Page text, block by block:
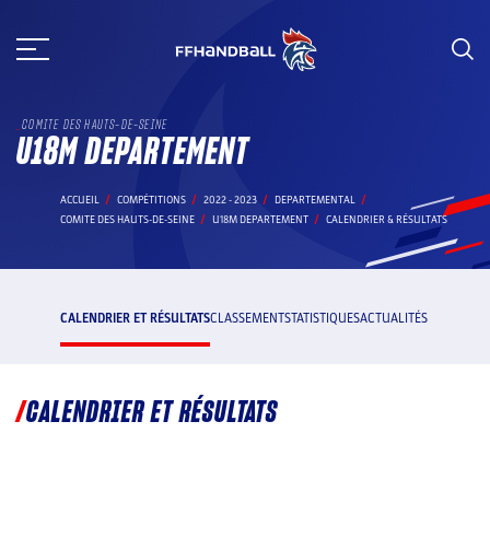
au
COMITE DES HAUTS-DE-SEINE
U18M DEPARTEMENT
ACCUEIL COMPÉTITIONS 2022 - 2023
DEPARTEMENTAL
COMITE DES HAUTS-DE-SEINE
U18M DEPARTEMENT CALENDRIER & RÉSULTATS
CALENDRIER ET RÉSULTATSCLASSEMENTSTATISTIQUESACTUALITÉS
CALENDRIER ET RÉSULTATS